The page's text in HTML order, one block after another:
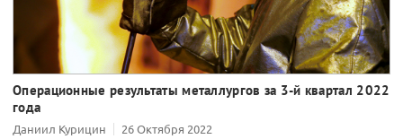
Операционные результаты металлургов за 3-й квартал 2022
года
Даниил Курицин 26 Октября 2022